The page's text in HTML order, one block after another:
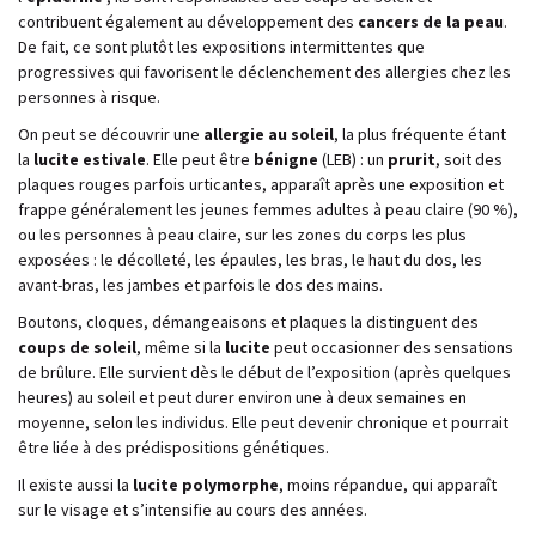
contribuent également au développement des cancers de la peau.
De fait, ce sont plutôt les expositions intermittentes que
progressives qui favorisent le déclenchement des allergies chez les
personnes à risque.
On peut se découvrir une allergie au soleil, la plus fréquente étant
la lucite estivale. Elle peut être bénigne (LEB) : un prurit, soit des
plaques rouges parfois urticantes, apparaît après une exposition et
frappe généralement les jeunes femmes adultes à peau claire (90 %),
ou les personnes à peau claire, sur les zones du corps les plus
exposées : le décolleté, les épaules, les bras, le haut du dos, les
avant-bras, les jambes et parfois le dos des mains.
Boutons, cloques, démangeaisons et plaques la distinguent des
coups de soleil, même si la lucite peut occasionner des sensations
de brûlure. Elle survient dès le début de l’exposition (après quelques
heures) au soleil et peut durer environ une à deux semaines en
moyenne, selon les individus. Elle peut devenir chronique et pourrait
être liée à des prédispositions génétiques.
Il existe aussi la lucite polymorphe, moins répandue, qui apparaît
sur le visage et s’intensifie au cours des années.